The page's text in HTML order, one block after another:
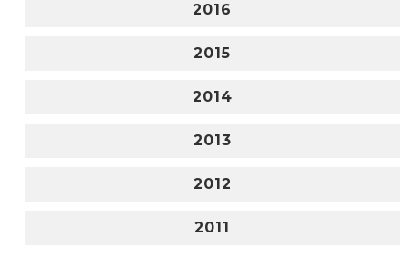
2016
2015
2014
2013
2012
2011